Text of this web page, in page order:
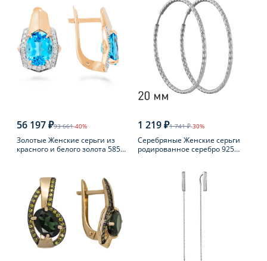
56 197 ₽93 661-40%
Золотые Женские серьги из
красного и белого золота 585
1 219 ₽1 741 ₽-30%
Серебряные Женские серьги
родированное серебро 925